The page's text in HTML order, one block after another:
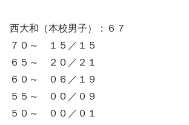
西大和（本校男子）：６７
７０～ １５／１５
６５～ ２０／２１
６０～ ０６／１９
５５～ ００／０９
５０～ ００／０１